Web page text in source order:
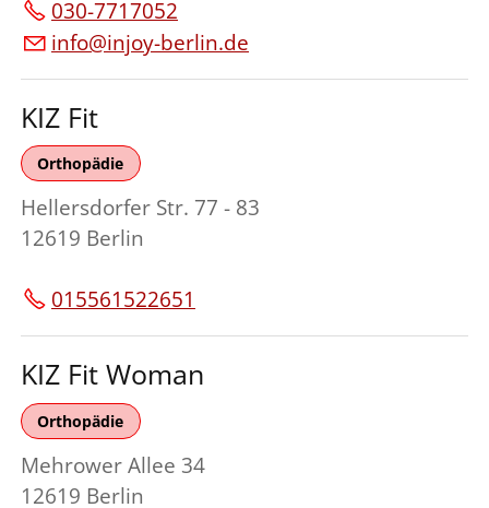
030-7717052
info@injoy-berlin.de
KIZ Fit
Orthopädie
Hellersdorfer Str. 77 - 83
12619 Berlin
015561522651
KIZ Fit Woman
Orthopädie
Mehrower Allee 34
12619 Berlin